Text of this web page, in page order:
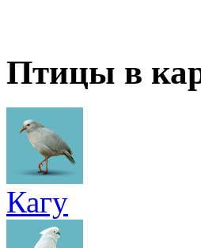
Птицы в
Кагу